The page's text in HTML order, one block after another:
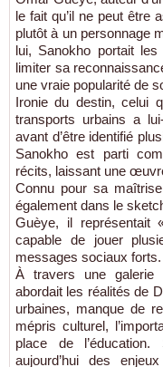
le fait qu’il ne peut être
plutôt à un personnage
lui, Sanokho portait
limiter sa
une vraie popularité de
Ironie du destin, celui
transports urbains a
avant d’être identifié
Sanokho est parti
récits, laissant une
Connu pour sa
également dans le
Guèye, il
capable de jouer
messages sociaux forts.
À travers une galerie
abordait les réalités de
urbaines, manque de
mépris culturel,
place de l’éducation.
aujourd’hui des